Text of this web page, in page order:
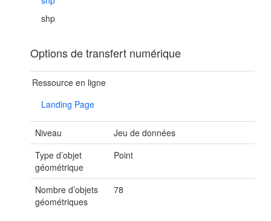
shp
Options de transfert numérique
Ressource en ligne
Landing Page
Niveau
Jeu de données
Type d’objet
géométrique
Point
Nombre d’objets
géométriques
78